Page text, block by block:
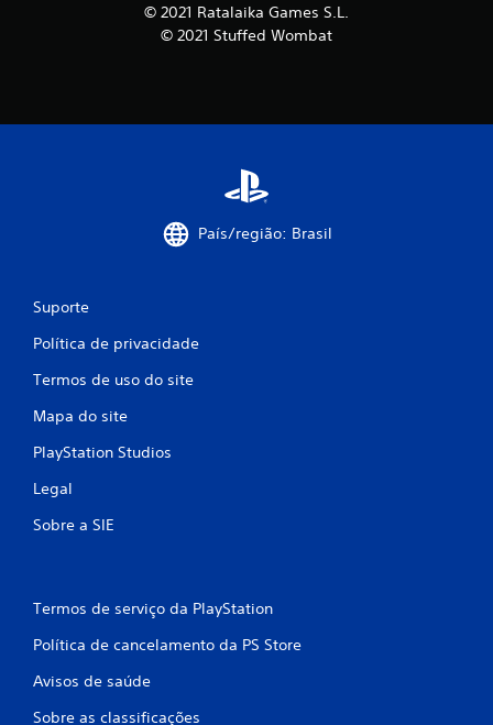
© 2021 Ratalaika Games S.L.
© 2021 Stuffed Wombat
País/região: Brasil
Suporte
Política de privacidade
Termos de uso do site
Mapa do site
PlayStation Studios
Legal
Sobre a SIE
Termos de serviço da PlayStation
Política de cancelamento da PS Store
Avisos de saúde
Sobre as classificações